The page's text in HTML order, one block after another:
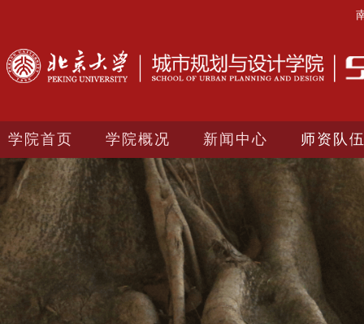
学院首页 学院概况 新闻中心 师资队